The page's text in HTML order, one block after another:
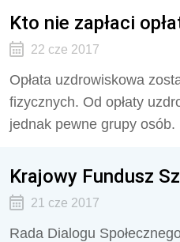
Kto nie zapłaci
22 cze 2017
Opłata uzdrowiskowa
fizycznych. Od opłaty
jednak pewne grupy osób.
Krajowy Fundusz
21 cze 2017
Rada Dialogu